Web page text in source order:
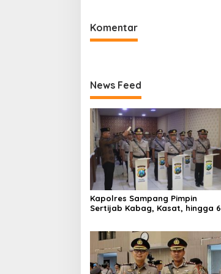
Komentar
News Feed
Kapolres Sampang Pimpin
Sertijab Kabag, Kasat, hingga 6